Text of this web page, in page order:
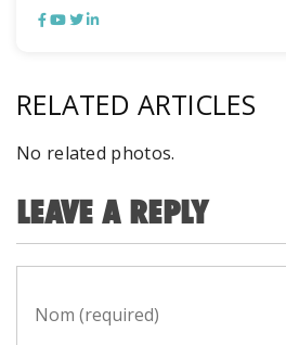
RELATED ARTICLES
No related photos.
LEAVE A REPLY